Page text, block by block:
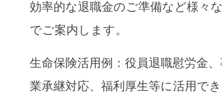
効率的な退職金のご準備など様々
でご案内します。
生命保険活用例：役員退職慰労金
業承継対応、福利厚生等に活用で